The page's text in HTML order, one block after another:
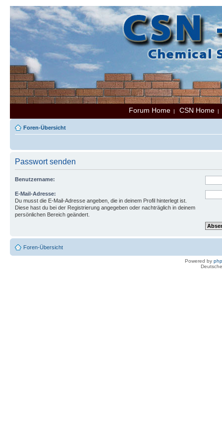
Forum Home | CSN Home
Foren-Übersicht
Passwort senden
Benutzername:
E-Mail-Adresse:
Du musst die E-Mail-Adresse angeben, die in deinem Profil hinterlegt ist.
Diese hast du bei der Registrierung angegeben oder nachträglich in deinem
persönlichen Bereich geändert.
Foren-Übersicht
Powered by